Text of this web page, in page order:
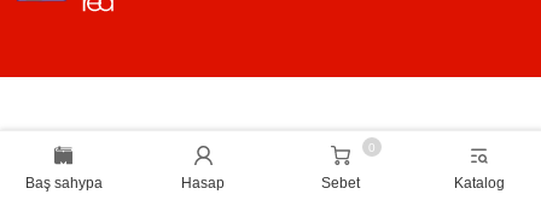
Baş sahypa Hasap
0
Sebet Katalog